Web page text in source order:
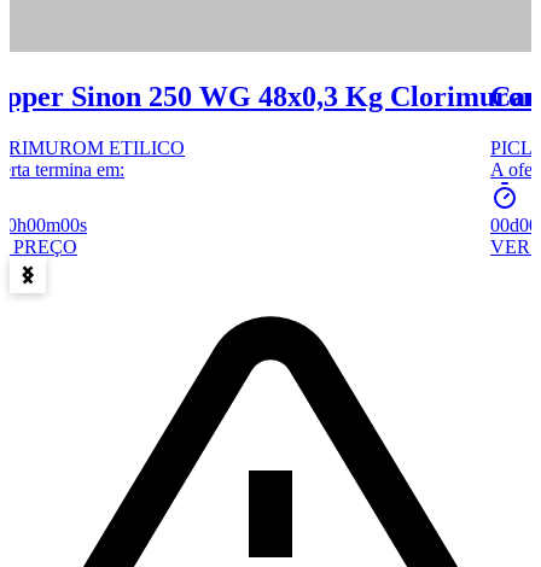
Sinon 250 WG 48x0,3 Kg
ETILICO
termina em:
00m00s
PREÇO
A
00d
VER
Item